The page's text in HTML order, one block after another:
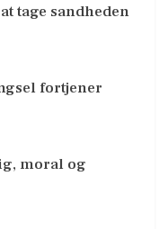
tage sandheden
fortjener
moral og